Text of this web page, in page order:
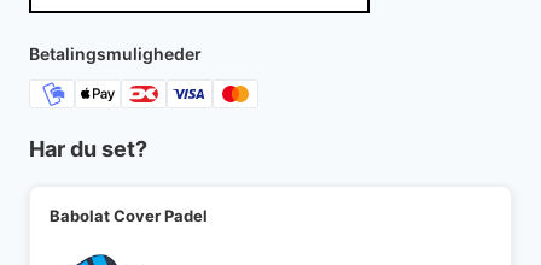
Betalingsmuligheder
Har du set?
Babolat Cover Padel